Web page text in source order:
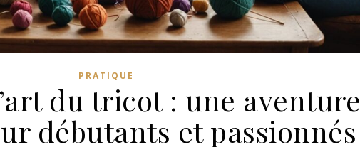
PRATIQUE
du tricot : une aventure
débutants et passionnés